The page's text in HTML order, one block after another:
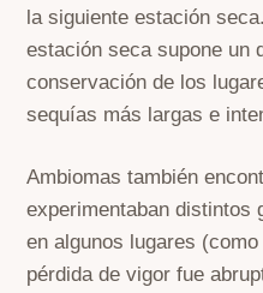
la siguiente estación
estación seca supone un
conservación de los
sequías más largas e
Ambiomas también
experimentaban distintos
en algunos lugares
pérdida de vigor fue